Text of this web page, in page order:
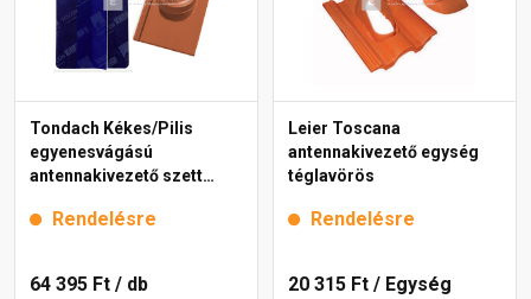
Tondach Kékes/Pilis
egyenesvágású
antennakivezető szett
Rendelésre
64 395 Ft / db
Leier Toscana
antennakivezető egység
téglavörös
Rendelésre
20 315 Ft / Egység